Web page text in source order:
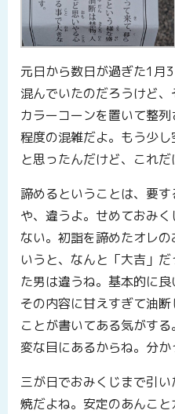
元日から数日が過ぎた1月
混んでいたのだろうけど
カラーコーンを置いて整
程度の混雑だよ。もう少
と思ったんだけど、これだ
諦めるということは、要
や、違うよ。せめておみ
ない。初詣を諦めたオレ
いうと、なんと「大吉」
た男は違うね。基本的に良
その内容に甘えすぎて油
ことが書いてある気がす
変な目にあるからね。分か
三が日でおみくじまで引
焼だよね。安定のあんこ